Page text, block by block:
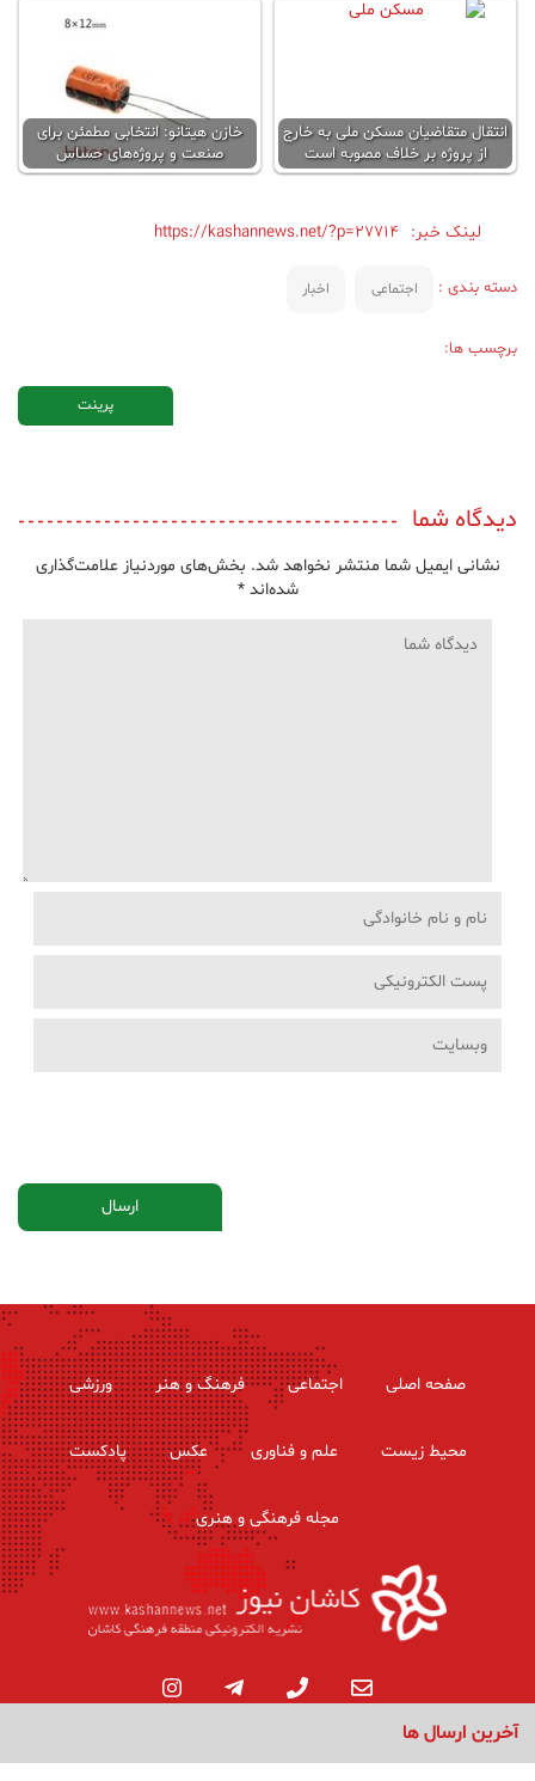
انتقال متقاضیان مسکن ملی به خارج
از پروژه بر خلاف مصوبه است
خازن هیتانو: انتخابی مطمئن برای
صنعت و پروژه‌های حساس
لینک خبر: https://kashannews.net/?p=27714
دسته بندی : اجتماعی اخبار
برچسب ها:
پرینت
دیدگاه شما
نشانی ایمیل شما منتشر نخواهد شد. بخش‌های موردنیاز علامت‌گذاری
شده‌اند*
آخرین ارسال ها
صفحه اصلی اجتماعی فرهنگ و هنر ورزشی
محیط زیست علم و فناوری عکس پادکست
مجله فرهنگی و هنری